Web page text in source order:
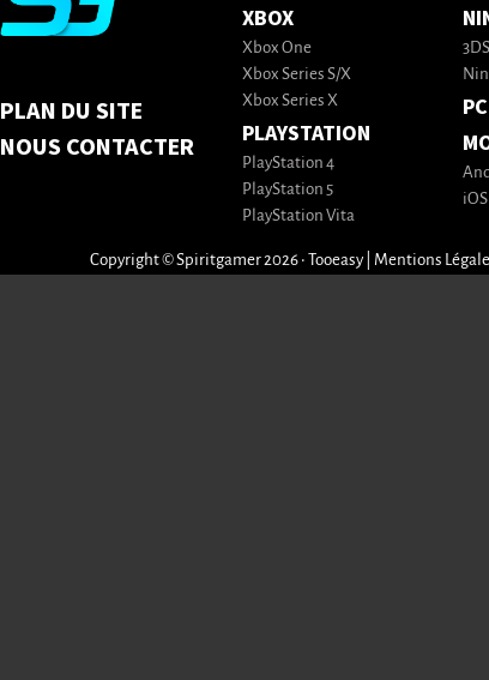
PLAN DU SITE
NOUS CONTACTER
XBOX
Xbox One
Xbox Series S/X
Xbox Series X
PLAYSTATION
PlayStation 4
PlayStation 5
PlayStation Vita
3DS
PC
iOS
Copyright © Spiritgamer 2026 • Tooeasy Mentions